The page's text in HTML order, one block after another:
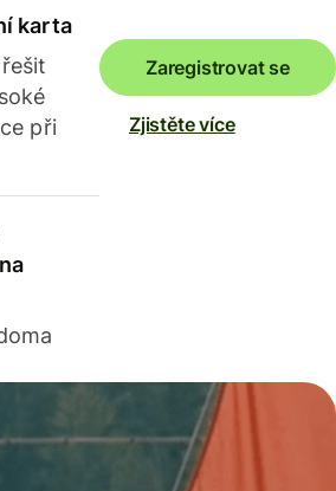
karta
při
Zaregistrovat se
Zjistěte více